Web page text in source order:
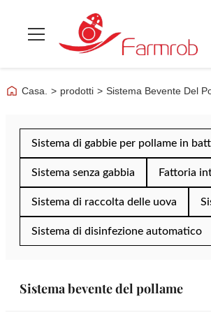
Casa. > prodotti > Sistema Bevente Del
Sistema di gabbie per pollame in
Sistema senza gabbia Fattoria
Sistema di raccolta delle uova
Sistema di disinfezione automatico
Sistema bevente del pollame